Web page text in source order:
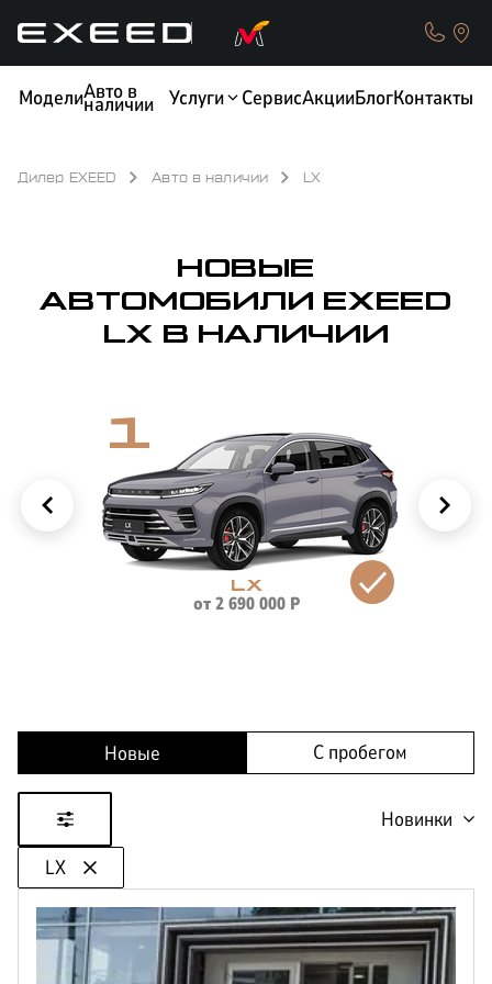
МоделиАвто в
наличии Услуги СервисАкцииБлогКонтакты
ОБМЕН / TRADE-IN
КОРПОРАТИВНЫМ
КЛИЕНТАМ
Дилер EXEED Авто в наличии LX
НОВЫЕ
АВТОМОБИЛИ EXEED
LX В НАЛИЧИИ
1
LX
от2 690 000Р
Новые С пробегом
LX
Новинки
до